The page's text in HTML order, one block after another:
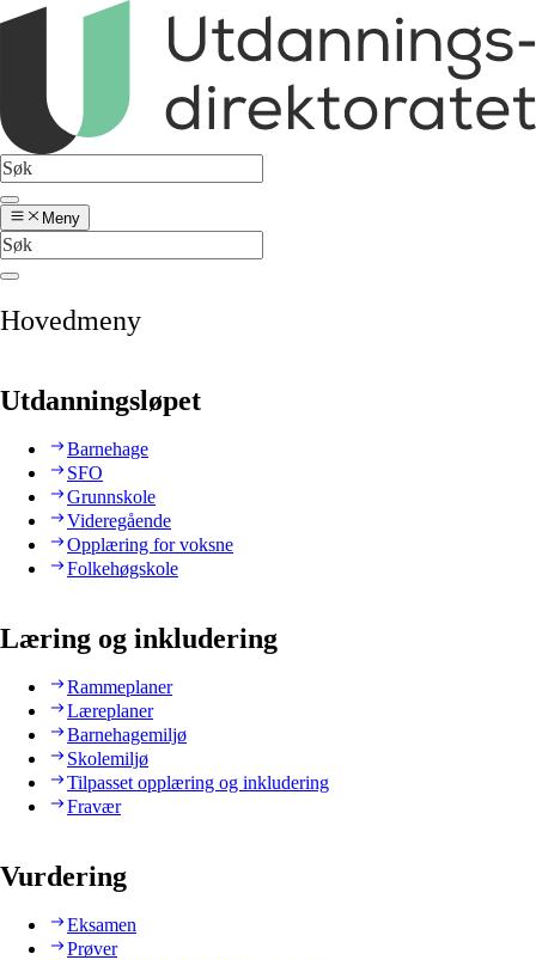
Meny
Hovedmeny
Utdanningsløpet
Barnehage
SFO
Grunnskole
Videregående
Opplæring for voksne
Folkehøgskole
Læring og inkludering
Rammeplaner
Læreplaner
Barnehagemiljø
Skolemiljø
Tilpasset opplæring og inkludering
Fravær
Vurdering
Eksamen
Prøver